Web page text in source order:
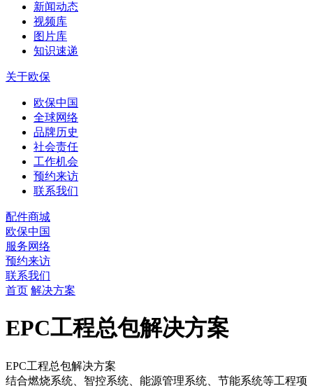
新闻动态
视频库
图片库
知识速递
关于欧保
欧保中国
全球网络
品牌历史
社会责任
工作机会
预约来访
联系我们
配件商城
欧保中国
服务网络
预约来访
联系我们
首页 解决方案
EPC工程总包解决方案
EPC工程总包解决方案
结合燃烧系统、智控系统、能源管理系统、节能系统等工程项